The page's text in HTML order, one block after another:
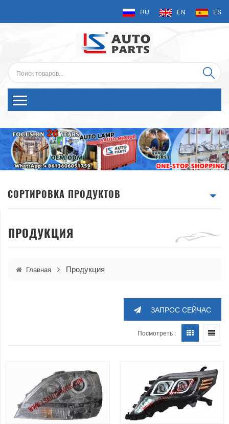
RU EN ES
СОРТИРОВКА ПРОДУКТОВ
ПРОДУКЦИЯ
Главная Продукция
ЗАПРОС СЕЙЧАС
Посмотреть :